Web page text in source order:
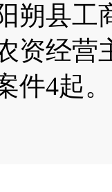
县工
资经营
件4起。